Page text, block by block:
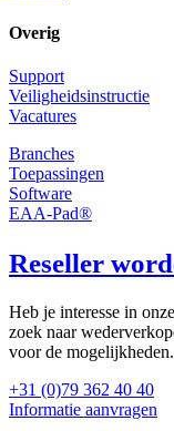
Overig
Support
Veiligheidsinstructie
Vacatures
Branches
Toepassingen
Software
EAA-Pad®
Reseller
Heb je interesse in
zoek naar
voor de mogelijkheden.
+31 (0)79 362 40 40
Informatie aanvragen